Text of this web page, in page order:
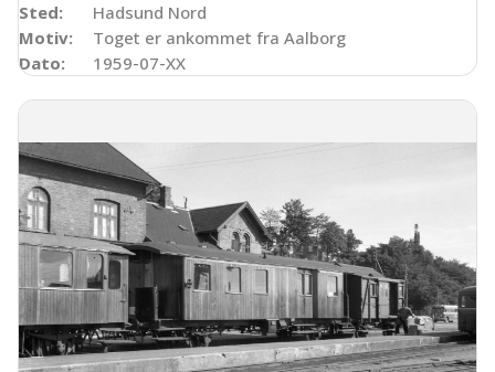
Sted:
Hadsund Nord
Motiv:
Toget er ankommet fra Aalborg
Dato:
1959-07-XX